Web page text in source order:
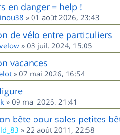
en danger = help !
» 01 août 2026, 23:43
de vélo entre particuliers
» 03 juil. 2024, 15:05
vacances
» 07 mai 2026, 16:54
» 09 mai 2026, 21:41
bête pour sales petites
» 22 août 2011, 22:58